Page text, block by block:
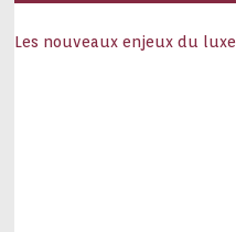
Les nouveaux enjeux du luxe